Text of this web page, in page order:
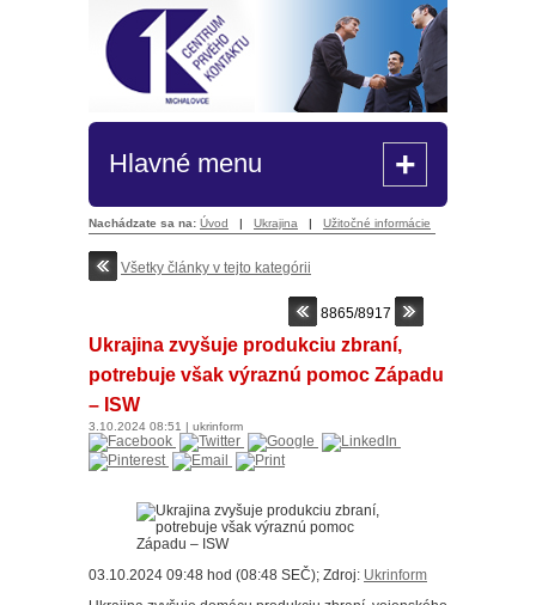
Hlavné menu +
Nachádzate sa na: Úvod | Ukrajina | Užitočné informácie
Všetky články v tejto kategórii
8865/8917
Ukrajina zvyšuje produkciu zbraní,
potrebuje však výraznú pomoc Západu
– ISW
3.10.2024 08:51 | ukrinform
03.10.2024 09:48 hod (08:48 SEČ); Zdroj: Ukrinform